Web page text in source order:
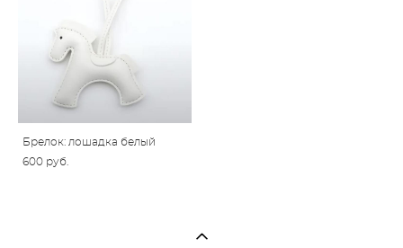
Брелок: лошадка белый
600 pуб.